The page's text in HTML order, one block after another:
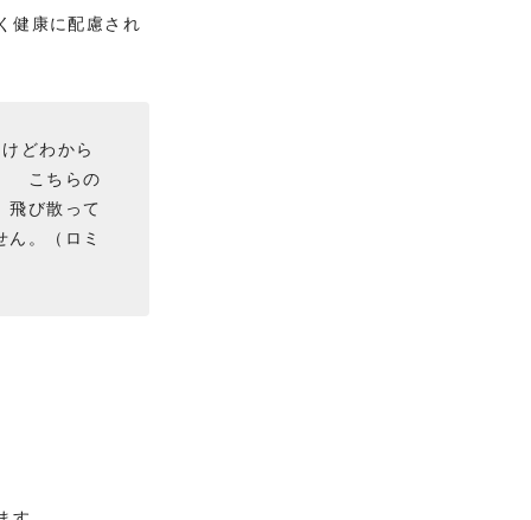
健康に配慮され
どわから
こちらの
飛び散って
。（ロミ